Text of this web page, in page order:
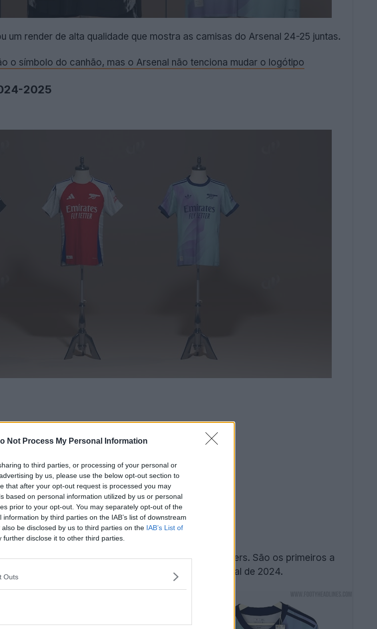
Not Process My Personal Information
to third parties, or processing of your personal or
by us, please use the below opt-out section to
that after your opt-out request is processed you may
based on personal information utilized by us or personal
prior to your opt-out. You may separately opt-out of the
by third parties on the IAB’s list of downstream
be disclosed by us to third parties on the IAB’s List of
further disclose it to other third parties.
Outs
um render de alta qualidade que mostra as camisas do Arsenal 24-25 juntas.
o símbolo do canhão, mas o Arsenal não tenciona mudar o logótipo
2025
cores e visuais personalizados para os Gunners. São os primeiros a
foi introduzido com as camisas da seleção nacional de 2024.